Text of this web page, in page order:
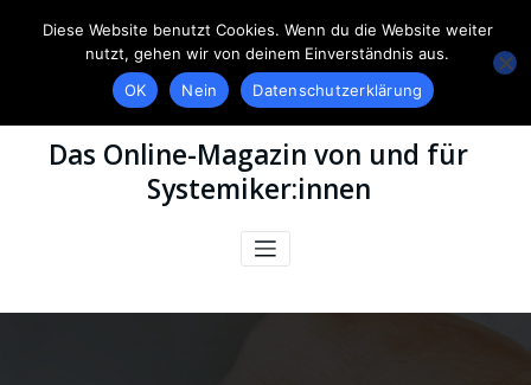
Das Online-Magazin von und für
Systemiker:innen
Diese Website benutzt Cookies. Wenn du die Website weiter
nutzt, gehen wir von deinem Einverständnis aus.
OK
Nein Datenschutzerklärung